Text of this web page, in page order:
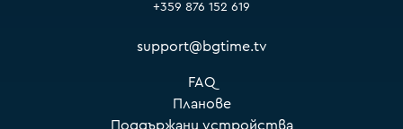
+359 876 152 619
support@bgtime.tv
FAQ
Планове
Поддържани устройства